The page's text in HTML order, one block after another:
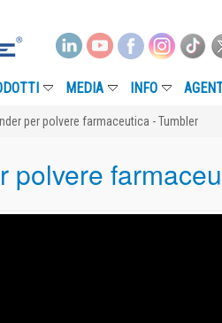
MEDIA INFO
per polvere farmaceutica - Tumbler
polvere